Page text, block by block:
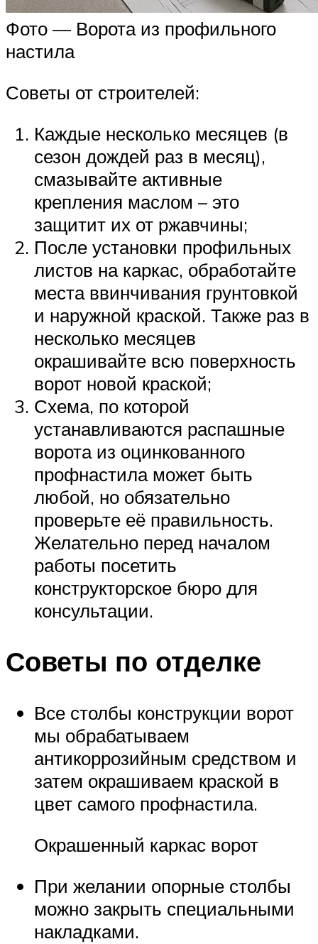
Фото — Ворота из профильного
настила
Советы от строителей:
Каждые несколько месяцев (в
сезон дождей раз в месяц),
смазывайте активные
крепления маслом – это
защитит их от ржавчины;
После установки профильных
листов на каркас, обработайте
места ввинчивания грунтовкой
и наружной краской. Также раз в
несколько месяцев
окрашивайте всю поверхность
ворот новой краской;
Схема, по которой
устанавливаются распашные
ворота из оцинкованного
профнастила может быть
любой, но обязательно
проверьте её правильность.
Желательно перед началом
работы посетить
конструкторское бюро для
консультации.
Советы по отделке
Все столбы конструкции ворот
мы обрабатываем
антикоррозийным средством и
затем окрашиваем краской в
цвет самого профнастила.
Окрашенный каркас ворот
При желании опорные столбы
можно закрыть специальными
накладками.